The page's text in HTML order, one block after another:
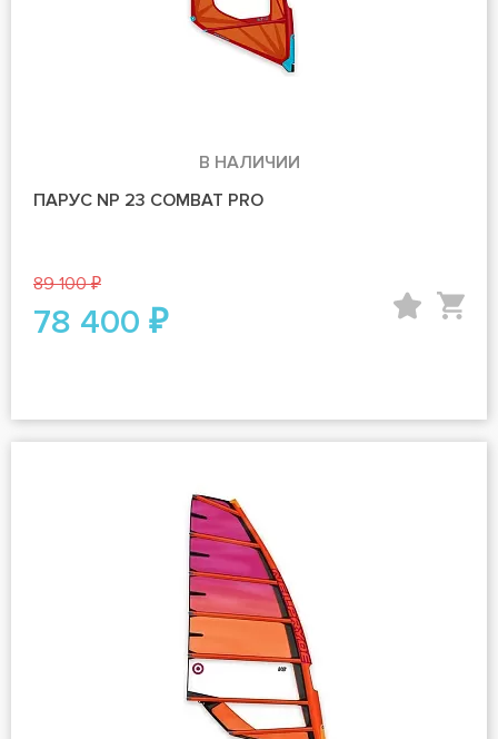
В НАЛИЧИИ
ПАРУС NP 23 COMBAT PRO
89 100 ₽
78 400 ₽